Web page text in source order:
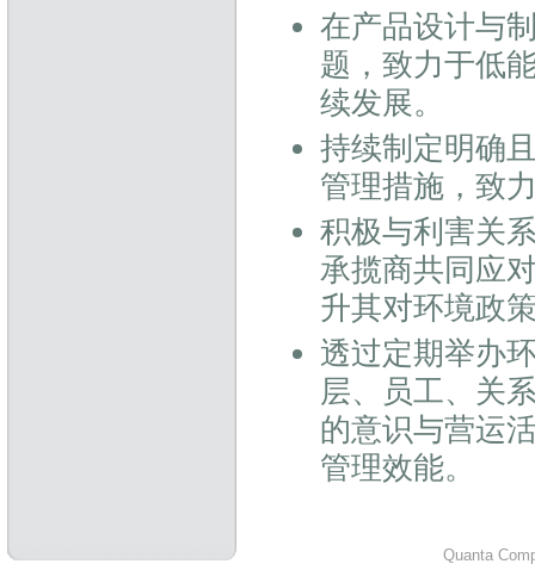
在产品设计与
题，致力于低
续发展。
持续制定明确
管理措施，致
积极与利害关
承揽商共同应
升其对环境政
透过定期举办
层、员工、关
的意识与营运
管理效能。
Quanta